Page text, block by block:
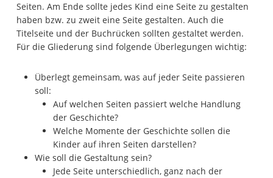
Seiten. Am Ende sollte jedes Kind eine Seite zu gestalten
haben bzw. zu zweit eine Seite gestalten. Auch die
Titelseite und der Buchrücken sollten gestaltet werden.
Für die Gliederung sind folgende Überlegungen wichtig:
Überlegt gemeinsam, was auf jeder Seite passieren
soll:
Auf welchen Seiten passiert welche Handlung
der Geschichte?
Welche Momente der Geschichte sollen die
Kinder auf ihren Seiten darstellen?
Wie soll die Gestaltung sein?
Jede Seite unterschiedlich, ganz nach der